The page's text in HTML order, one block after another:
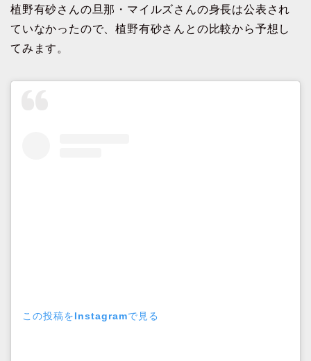
植野有砂さんの旦那・マイルズさんの身長は公表され
ていなかったので、植野有砂さんとの比較から予想し
てみます。
この投稿をInstagramで見る